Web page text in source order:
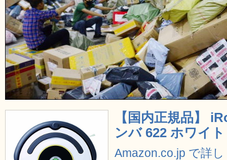
【国内正規品】
ンバ 622 ホワイト
Amazon.co.jp で詳